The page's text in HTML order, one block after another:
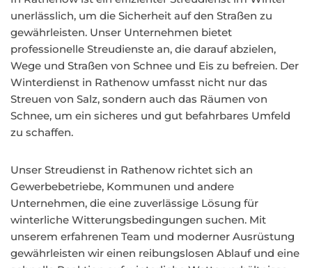
unerlässlich, um die Sicherheit auf den Straßen zu
gewährleisten. Unser Unternehmen bietet
professionelle Streudienste an, die darauf abzielen,
Wege und Straßen von Schnee und Eis zu befreien. Der
Winterdienst in Rathenow umfasst nicht nur das
Streuen von Salz, sondern auch das Räumen von
Schnee, um ein sicheres und gut befahrbares Umfeld
zu schaffen.
Unser Streudienst in Rathenow richtet sich an
Gewerbebetriebe, Kommunen und andere
Unternehmen, die eine zuverlässige Lösung für
winterliche Witterungsbedingungen suchen. Mit
unserem erfahrenen Team und moderner Ausrüstung
gewährleisten wir einen reibungslosen Ablauf und eine